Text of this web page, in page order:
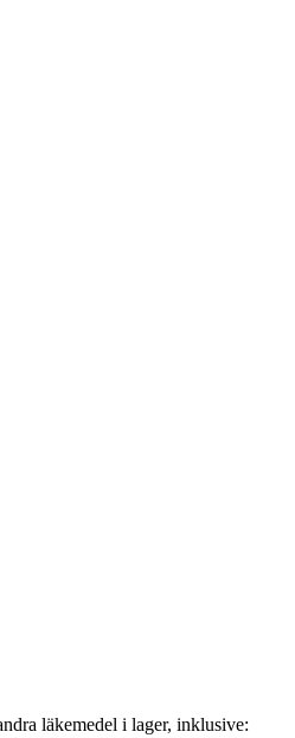
läkemedel i lager, inklusive: